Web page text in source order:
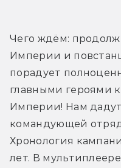
Чего ждём:
Империи и
порадует
главными героями
Империи! Нам дадут
командующей
Хронология
лет. В